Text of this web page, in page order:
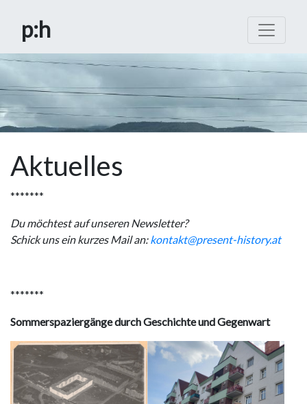
p:h
Aktuelles
*******
Du möchtest auf unseren Newsletter?
Schick uns ein kurzes Mail an:kontakt@present-history.at
*******
Sommerspaziergänge durch Geschichte und Gegenwart